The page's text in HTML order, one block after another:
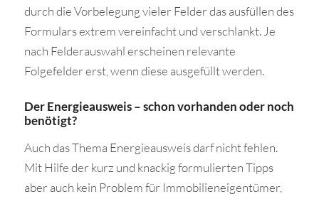
durch die Vorbelegung vieler Felder das ausfüllen des
Formulars extrem vereinfacht und verschlankt. Je
nach Felderauswahl erscheinen relevante
Folgefelder erst, wenn diese ausgefüllt werden.
Der Energieausweis – schon vorhanden oder noch
benötigt?
Auch das Thema Energieausweis darf nicht fehlen.
Mit Hilfe der kurz und knackig formulierten Tipps
aber auch kein Problem für Immobilieneigentümer,